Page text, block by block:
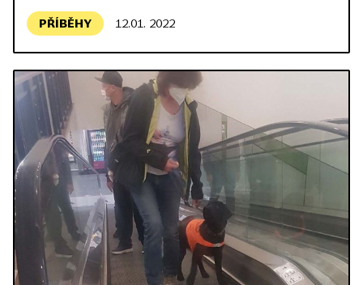
PŘÍBĚHY 12.01. 2022